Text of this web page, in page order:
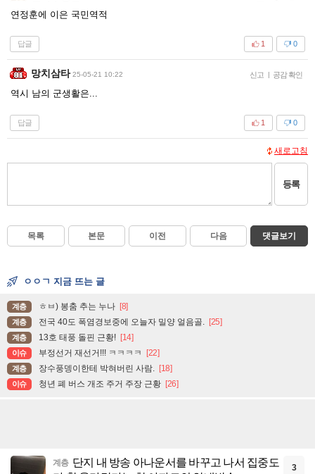
연정훈에 이은 국민역적
답글 0
1
망치삼타 25-05-21 10:22 신고 | 공감 확인
역시 남의 군생활은...
답글 0
1
새로고침
등록
목록 본문 이전 다음 댓글보기
ㅇㅇㄱ 지금 뜨는 글
계층 ㅎㅂ) 봉춤 추는 누나 [8]
계층 전국 40도 폭염경보중에 오늘자 밀양 얼음골. [25]
계층 13호 태풍 돌핀 근황! [14]
이슈 부정선거 재선거!!! ㅋㅋㅋㅋ [22]
계층 장수풍뎅이한테 박혀버린 사람. [18]
이슈 청년 폐 버스 개조 주거 주장 근황 [26]
계층 단지 내 방송 아나운서를 바꾸고 나서 집중도
3